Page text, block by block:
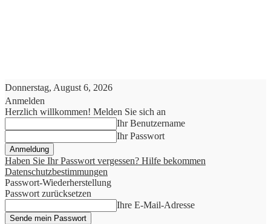
Donnerstag, August 6, 2026
Anmelden
Herzlich willkommen! Melden Sie sich an
Ihr Benutzername
Ihr Passwort
Haben Sie Ihr Passwort vergessen? Hilfe bekommen
Datenschutzbestimmungen
Passwort-Wiederherstellung
Passwort zurücksetzen
Ihre E-Mail-Adresse